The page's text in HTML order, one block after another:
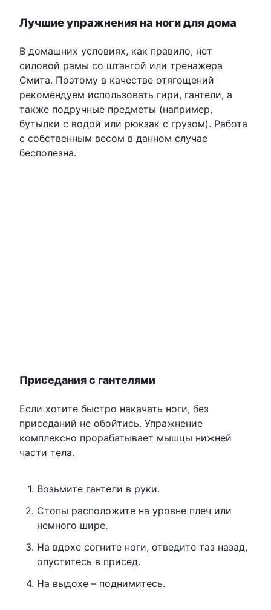
Лучшие упражнения на ноги для дома
В домашних условиях, как правило, нет
силовой рамы со штангой или тренажера
Смита. Поэтому в качестве отягощений
рекомендуем использовать гири, гантели, а
также подручные предметы (например,
бутылки с водой или рюкзак с грузом). Работа
с собственным весом в данном случае
бесполезна.
Приседания с гантелями
Если хотите быстро накачать ноги, без
приседаний не обойтись. Упражнение
комплексно прорабатывает мышцы нижней
части тела.
Возьмите гантели в руки.
Стопы расположите на уровне плеч или
немного шире.
На вдохе согните ноги, отведите таз назад,
опуститесь в присед.
На выдохе – поднимитесь.